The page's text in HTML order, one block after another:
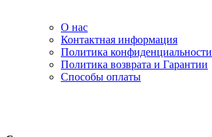
О нас
Контактная информация
Политика конфиденциальности
Политика возврата и Гарантии
Способы оплаты